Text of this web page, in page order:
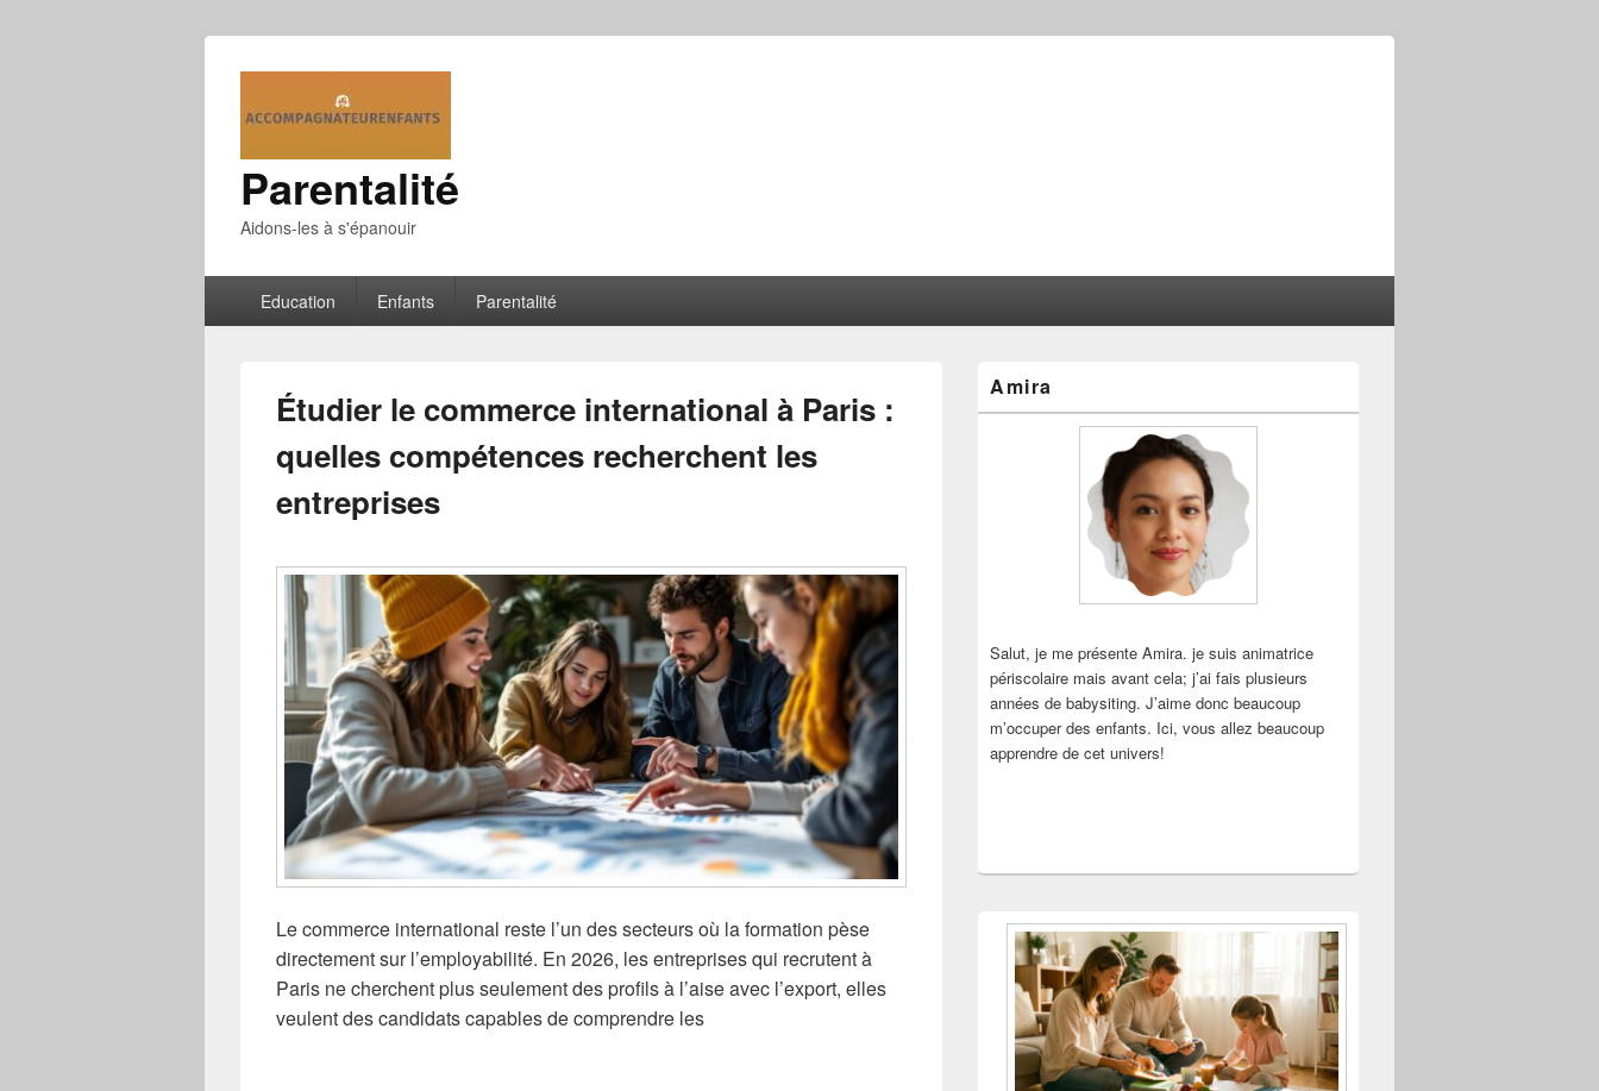
Parentalité
Aidons-les à s'épanouir
principalEducation Enfants Parentalité
Étudier le commerce international à Paris :
quelles compétences recherchent les
entreprises
Le commerce international reste l’un des secteurs où la formation pèse
directement sur l’employabilité. En 2026, les entreprises qui recrutent à
Paris ne cherchent plus seulement des profils à l’aise avec l’export, elles
veulent des candidats capables de comprendre les
principale
de
Amira
Salut, je me présente Amira. je suis animatrice
périscolaire mais avant cela; j’ai fais plusieurs
années de babysiting. J’aime donc beaucoup
m’occuper des enfants. Ici, vous allez beaucoup
apprendre de cet univers!